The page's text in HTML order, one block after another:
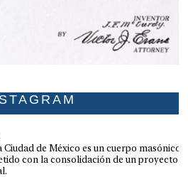
Ciudad de México es un cuerpo masónico
con la consolidación de un proyecto